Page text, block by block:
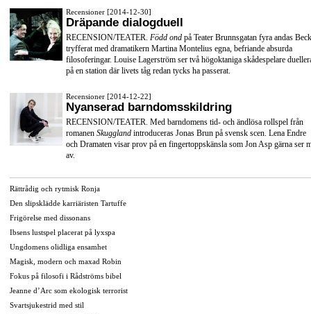
Recensioner [2014-12-30]
Dräpande dialogduell
RECENSION/TEATER. Född ond på Teater Brunnsgatan fyra andas
tryfferat med dramatikern Martina Montelius egna, befriande absurda
filosoferingar. Louise Lagerström ser två högoktaniga skådespelare
på en station där livets tåg redan tycks ha passerat.
Recensioner [2014-12-22]
Nyanserad barndomsskildring
RECENSION/TEATER. Med barndomens tid- och ändlösa rollspel från
romanen Skuggland introduceras Jonas Brun på svensk scen. Lena Endre
och Dramaten visar prov på en fingertoppskänsla som Jon Asp gärna ser
av.
Rättrådig och rytmisk Ronja
Den slipsklädde karriäristen Tartuffe
Frigörelse med dissonans
Ibsens lustspel placerat på lyxspa
Ungdomens olidliga ensamhet
Magisk, modern och maxad Robin
Fokus på filosofi i Rådströms bibel
Jeanne d’Arc som ekologisk terrorist
Svartsjukestrid med stil